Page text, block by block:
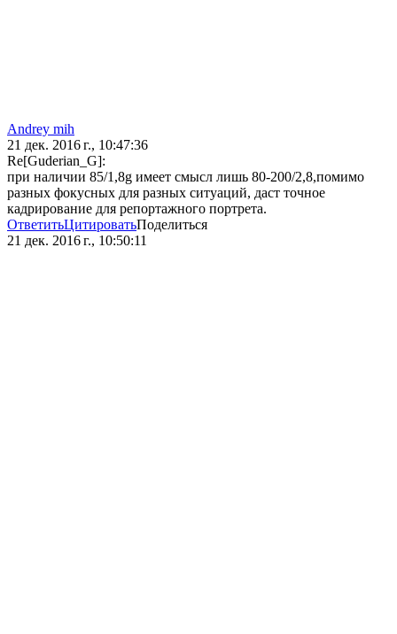
Andrey mih
21 дек. 2016 г., 10:47:36
Re[Guderian_G]:
при наличии 85/1,8g имеет смысл лишь 80-200/2,8,помимо
разных фокусных для разных ситуаций, даст точное
кадрирование для репортажного портрета.
ОтветитьЦитироватьПоделиться
21 дек. 2016 г., 10:50:11